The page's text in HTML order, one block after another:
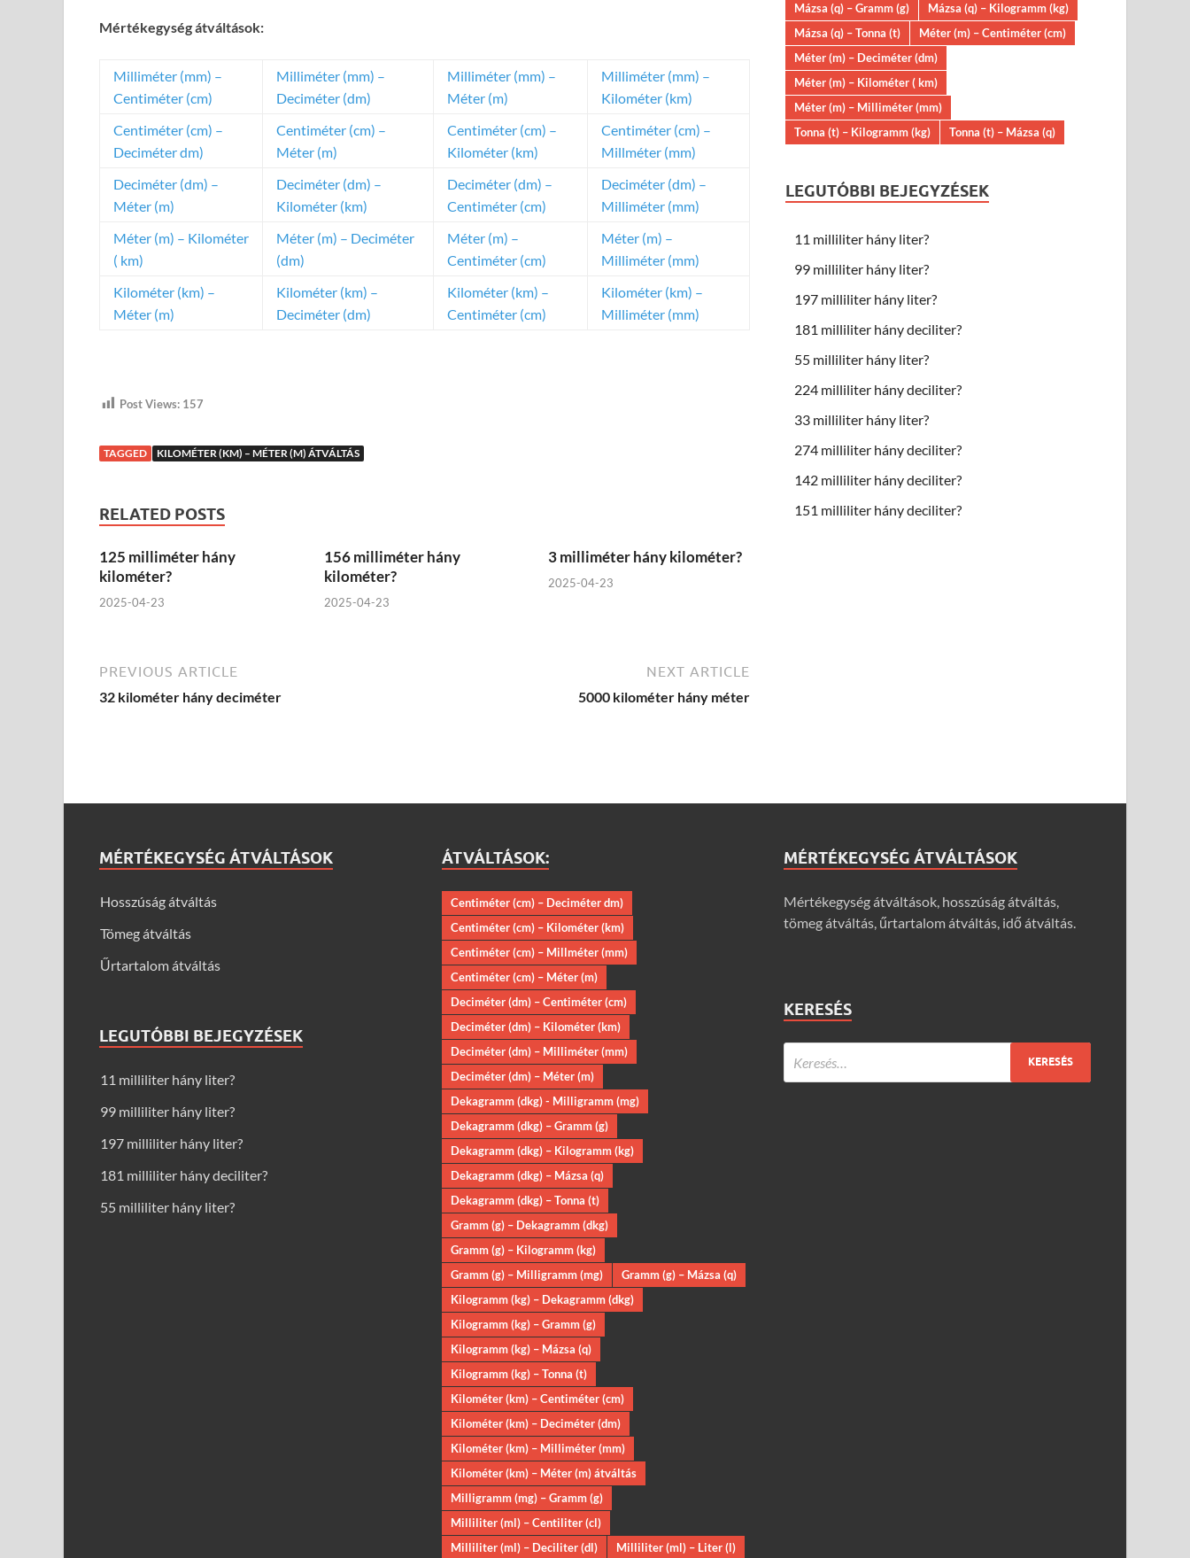
Mértékegység átváltások:
Milliméter (mm) –
Centiméter (cm)
Milliméter (mm) –
Deciméter (dm)
Milliméter (mm) –
Méter (m)
Milliméter (mm) –
Kilométer (km)
Centiméter (cm) –
Deciméter dm)
Centiméter (cm) –
Méter (m)
Centiméter (cm) –
Kilométer (km)
Centiméter (cm) –
Millméter (mm)
Deciméter (dm) –
Méter (m)
Deciméter (dm) –
Kilométer (km)
Deciméter (dm) –
Centiméter (cm)
Deciméter (dm) –
Milliméter (mm)
Méter (m) – Kilométer
( km)
Méter (m) – Deciméter
(dm)
Méter (m) –
Centiméter (cm)
Méter (m) –
Milliméter (mm)
Kilométer (km) –
Méter (m)
Kilométer (km) –
Deciméter (dm)
Kilométer (km) –
Centiméter (cm)
Kilométer (km) –
Milliméter (mm)
Post Views: 157
TAGGED KILOMÉTER (KM) – MÉTER (M) ÁTVÁLTÁS
RELATED POSTS
125 milliméter hány
kilométer?
2025-04-23
156 milliméter hány
kilométer?
2025-04-23
3 milliméter hány kilométer?
2025-04-23
PREVIOUS ARTICLE
32 kilométer hány deciméter
NEXT ARTICLE
5000 kilométer hány méter
Mázsa (q) – Gramm (g)
Mázsa (q) – Kilogramm (kg)
Mázsa (q) – Tonna (t)
Méter (m) – Centiméter (cm)
Méter (m) – Deciméter (dm)
Méter (m) – Kilométer ( km)
Méter (m) – Milliméter (mm)
Tonna (t) – Kilogramm (kg)
Tonna (t) – Mázsa (q)
LEGUTÓBBI BEJEGYZÉSEK
11 milliliter hány liter?
99 milliliter hány liter?
197 milliliter hány liter?
181 milliliter hány deciliter?
55 milliliter hány liter?
224 milliliter hány deciliter?
33 milliliter hány liter?
274 milliliter hány deciliter?
142 milliliter hány deciliter?
151 milliliter hány deciliter?
MÉRTÉKEGYSÉG ÁTVÁLTÁSOK
Hosszúság átváltás
Tömeg átváltás
Űrtartalom átváltás
LEGUTÓBBI BEJEGYZÉSEK
11 milliliter hány liter?
99 milliliter hány liter?
197 milliliter hány liter?
181 milliliter hány deciliter?
55 milliliter hány liter?
ÁTVÁLTÁSOK:
Centiméter (cm) – Deciméter dm)
Centiméter (cm) – Kilométer (km)
Centiméter (cm) – Millméter (mm)
Centiméter (cm) – Méter (m)
Deciméter (dm) – Centiméter (cm)
Deciméter (dm) – Kilométer (km)
Deciméter (dm) – Milliméter (mm)
Deciméter (dm) – Méter (m)
Dekagramm (dkg) - Milligramm (mg)
Dekagramm (dkg) – Gramm (g)
Dekagramm (dkg) – Kilogramm (kg)
Dekagramm (dkg) – Mázsa (q)
Dekagramm (dkg) – Tonna (t)
Gramm (g) – Dekagramm (dkg)
Gramm (g) – Kilogramm (kg)
Gramm (g) – Milligramm (mg)
Gramm (g) – Mázsa (q)
Kilogramm (kg) – Dekagramm (dkg)
Kilogramm (kg) – Gramm (g)
Kilogramm (kg) – Mázsa (q)
Kilogramm (kg) – Tonna (t)
Kilométer (km) – Centiméter (cm)
Kilométer (km) – Deciméter (dm)
Kilométer (km) – Milliméter (mm)
Kilométer (km) – Méter (m) átváltás
Milligramm (mg) – Gramm (g)
Milliliter (ml) – Centiliter (cl)
Milliliter (ml) – Deciliter (dl)
Milliliter (ml) – Liter (l)
MÉRTÉKEGYSÉG ÁTVÁLTÁSOK
Mértékegység átváltások, hosszúság átváltás,
tömeg átváltás, űrtartalom átváltás, idő átváltás.
KERESÉS